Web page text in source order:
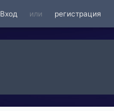
Вход или регистрация